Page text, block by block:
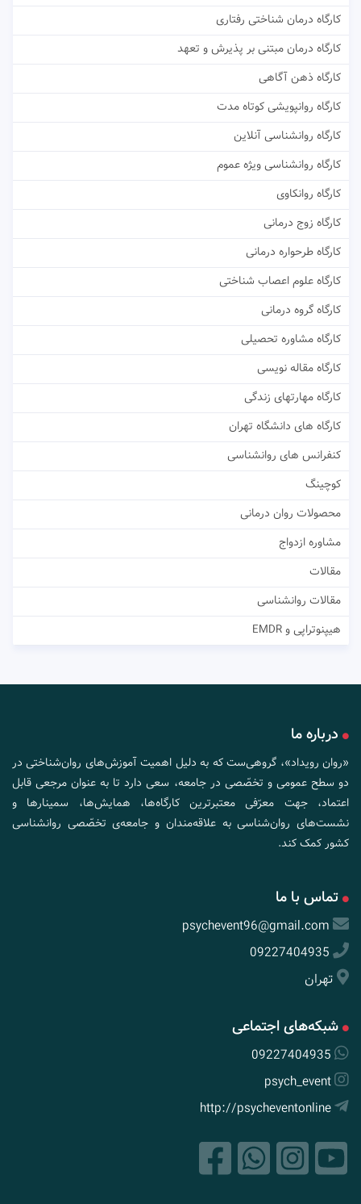
کارگاه درمان شناختی رفتاری
کارگاه درمان مبتنی بر پذیرش و تعهد
کارگاه ذهن آگاهی
کارگاه روانپویشی کوتاه مدت
کارگاه روانشناسی آنلاین
کارگاه روانشناسی ویژه عموم
کارگاه روانکاوی
کارگاه زوج درمانی
کارگاه طرحواره درمانی
کارگاه علوم اعصاب شناختی
کارگاه گروه درمانی
کارگاه مشاوره تحصیلی
کارگاه مقاله نویسی
کارگاه مهارتهای زندگی
کارگاه های دانشگاه تهران
کنفرانس های روانشناسی
کوچینگ
محصولات روان درمانی
مشاوره ازدواج
مقالات
مقالات روانشناسی
هیپنوتراپی و EMDR
درباره ما
«روان رویداد»، گروهی‌ست که به دلیل اهمیت آموزش‌های روان‌شناختی در
دو سطح عمومی و تخصّصی در جامعه، سعی دارد تا به عنوان مرجعی قابل
اعتماد، جهت معرّفی معتبرترین کارگاه‌ها، همایش‌ها، سمینارها و
نشست‌های روان‌شناسی به علاقه‌مندان و جامعه‌ی تخصّصی روانشناسی
کشور کمک کند.
تماس با ما
psychevent96@gmail.com
09227404935
تهران
شبکه‌های اجتماعی
09227404935
psych_event
http://psycheventonline